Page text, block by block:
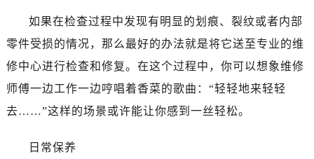
如果在检查过程中发现有明显的划痕、裂纹或者内部
零件受损的情况，那么最好的办法就是将它送至专业的维
修中心进行检查和修复。在这个过程中，你可以想象维修
师傅一边工作一边哼唱着香菜的歌曲：“轻轻地来轻轻
去……”这样的场景或许能让你感到一丝轻松。
日常保养